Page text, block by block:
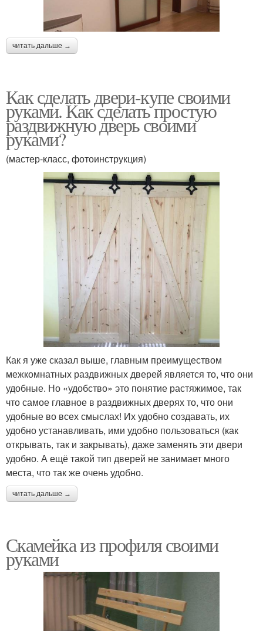
читать дальше →
Как сделать двери-купе своими
руками. Как сделать простую
раздвижную дверь своими
руками?
(мастер-класс, фотоинструкция)
Как я уже сказал выше, главным преимуществом
межкомнатных раздвижных дверей является то, что они
удобные. Но «удобство» это понятие растяжимое, так
что самое главное в раздвижных дверях то, что они
удобные во всех смыслах! Их удобно создавать, их
удобно устанавливать, ими удобно пользоваться (как
открывать, так и закрывать), даже заменять эти двери
удобно. А ещё такой тип дверей не занимает много
места, что так же очень удобно.
читать дальше →
Скамейка из профиля своими
руками